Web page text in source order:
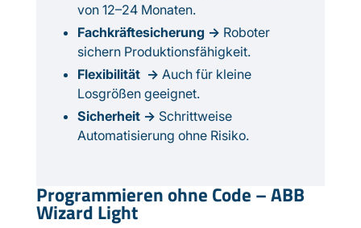
von 12–24 Monaten.
Fachkräftesicherung → Roboter
sichern Produktionsfähigkeit.
Flexibilität → Auch für kleine
Losgrößen geeignet.
Sicherheit → Schrittweise
Automatisierung ohne Risiko.
Programmieren ohne Code – ABB
Wizard Light